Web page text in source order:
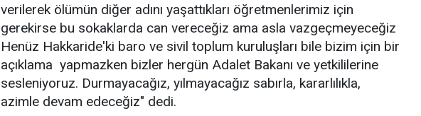
verilerek ölümün diğer adını yaşattıkları öğretmenlerimiz için
gerekirse bu sokaklarda can vereceğiz ama asla vazgeçmeyeceğiz
Henüz Hakkaride'ki baro ve sivil toplum kuruluşları bile bizim için bir
açıklama yapmazken bizler hergün Adalet Bakanı ve yetkililerine
sesleniyoruz. Durmayacağız, yılmayacağız sabırla, kararlılıkla,
azimle devam edeceğiz" dedi.